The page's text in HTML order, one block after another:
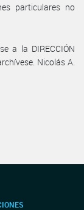
particulares no
a la DIRECCIÓN
Nicolás A.